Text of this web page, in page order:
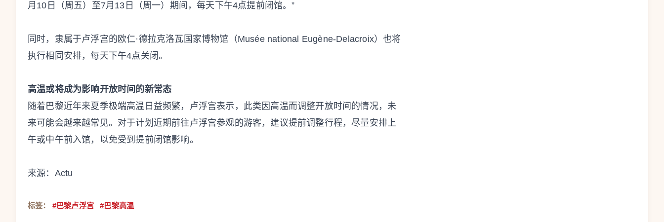
月10日（周五）至7月13日（周一）期间，每天下午4点提前闭馆。”
同时，隶属于卢浮宫的欧仁·德拉克洛瓦国家博物馆（Musée national Eugène-Delacroix）也将
执行相同安排，每天下午4点关闭。
高温或将成为影响开放时间的新常态
随着巴黎近年来夏季极端高温日益频繁，卢浮宫表示，此类因高温而调整开放时间的情况，未
来可能会越来越常见。对于计划近期前往卢浮宫参观的游客，建议提前调整行程，尽量安排上
午或中午前入馆，以免受到提前闭馆影响。
来源：Actu
标签： #巴黎卢浮宫 #巴黎高温